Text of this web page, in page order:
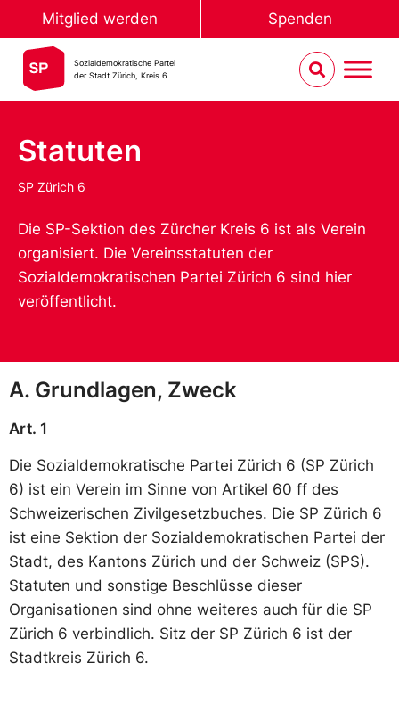
Mitglied werden Spenden
Sozialdemokratische Partei
der Stadt Zürich, Kreis 6
Statuten
SP Zürich 6
Die SP-Sektion des Zürcher Kreis 6 ist als Verein
organisiert. Die Vereinsstatuten der
Sozialdemokratischen Partei Zürich 6 sind hier
veröffentlicht.
A. Grundlagen, Zweck
Art. 1
Die Sozialdemokratische Partei Zürich 6 (SP Zürich
6) ist ein Verein im Sinne von Artikel 60 ff des
Schweizerischen Zivilgesetzbuches. Die SP Zürich 6
ist eine Sektion der Sozialdemokratischen Partei der
Stadt, des Kantons Zürich und der Schweiz (SPS).
Statuten und sonstige Beschlüsse dieser
Organisationen sind ohne weiteres auch für die SP
Zürich 6 verbindlich. Sitz der SP Zürich 6 ist der
Stadtkreis Zürich 6.